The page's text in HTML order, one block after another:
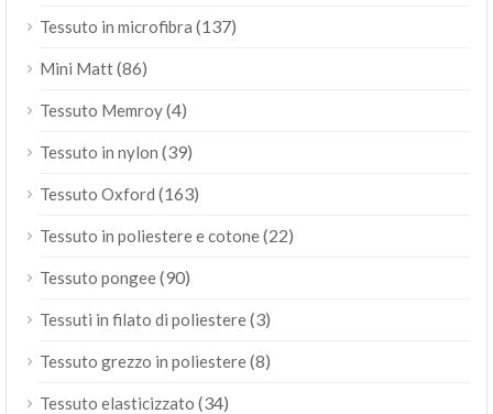
Tessuto in microfibra (137)
Mini Matt(86)
Tessuto Memroy(4)
Tessuto in nylon (39)
Tessuto Oxford (163)
Tessuto in poliestere e cotone(22)
Tessuto pongee(90)
Tessuti in filato di poliestere(3)
Tessuto grezzo in poliestere(8)
Tessuto elasticizzato (34)